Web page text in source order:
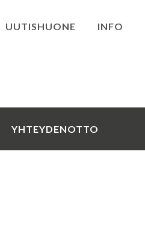
UUTISHUONE INFO
YHTEYDENOTTO